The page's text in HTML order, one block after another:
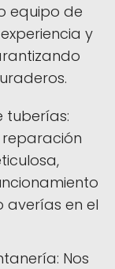
equipo de
y
tuberías:
reparación
averías en el
Nos